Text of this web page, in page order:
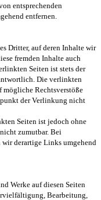
entsprechenden
entfernen.
Dritter, auf deren Inhalte wir
fremden Inhalte auch
Seiten ist stets der
Die verlinkten
Rechtsverstöße
der Verlinkung nicht
Seiten ist jedoch ohne
zumutbar. Bei
derartige Links umgehend
Werke auf diesen Seiten
Bearbeitung,